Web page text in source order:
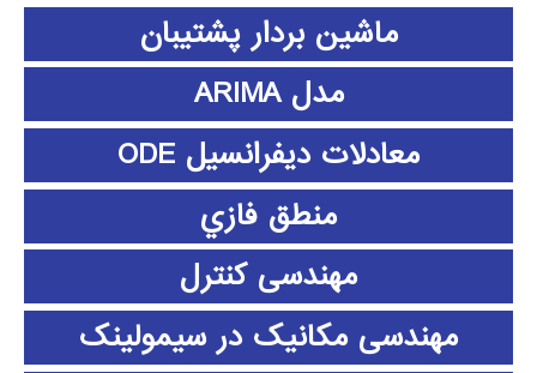
ماشین بردار پشتیبان
مدل ARIMA
معادلات دیفرانسیل ODE
منطق فازي
مهندسی کنترل
مهندسی مکانیک در سیمولینک